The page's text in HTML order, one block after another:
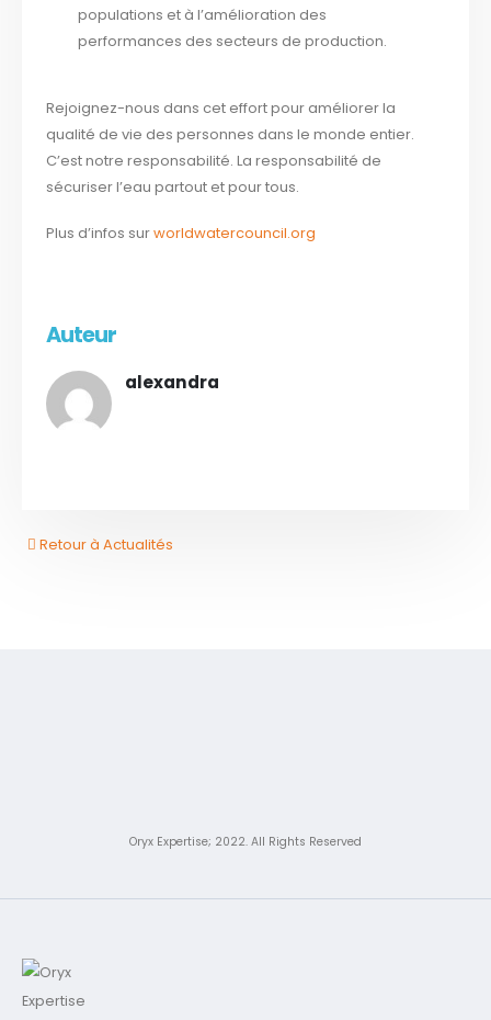
populations et à l’amélioration des
performances des secteurs de production.
Rejoignez-nous dans cet effort pour améliorer la
qualité de vie des personnes dans le monde entier.
C’est notre responsabilité. La responsabilité de
sécuriser l’eau partout et pour tous.
Plus d’infos surworldwatercouncil.org
Auteur
alexandra
Retour à Actualités
Oryx Expertise; 2022. All Rights Reserved